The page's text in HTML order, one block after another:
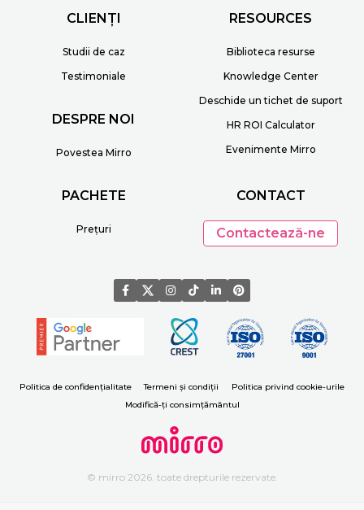
CLIENȚI
Studii de caz
Testimoniale
DESPRE NOI
Povestea Mirro
RESOURCES
Biblioteca resurse
Knowledge Center
Deschide un tichet de suport
HR ROI Calculator
Evenimente Mirro
PACHETE
Prețuri
CONTACT
Contactează-ne
Politica de confidențialitate Termeni și condiții
Politica privind cookie-urile
Modifică-ți consimțământul
© mirro 2026. toate drepturile rezervate.